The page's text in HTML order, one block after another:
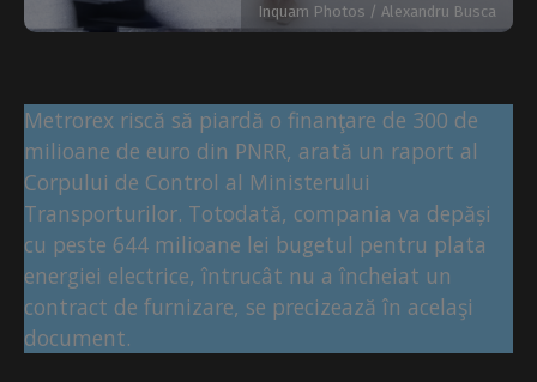
Inquam Photos / Alexandru Busca
Metrorex riscă să piardă o finanţare de 300 de
milioane de euro din PNRR, arată un raport al
Corpului de Control al Ministerului
Transporturilor. Totodată, compania va depăși
cu peste 644 milioane lei bugetul pentru plata
energiei electrice, întrucât nu a încheiat un
contract de furnizare, se precizează în acelaşi
document.